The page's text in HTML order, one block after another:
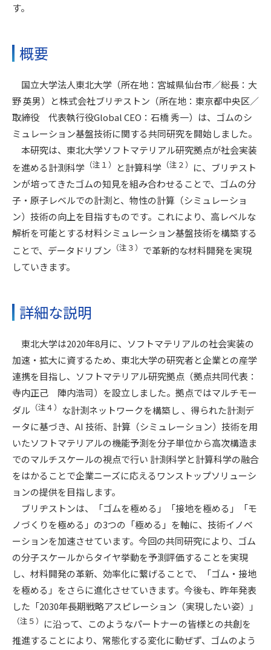
す。
概要
国立大学法人東北大学（所在地：宮城県仙台市／総長：大
野 英男）と株式会社ブリヂストン（所在地：東京都中央区／
取締役 代表執行役Global CEO：石橋 秀一）は、ゴムのシ
ミュレーション基盤技術に関する共同研究を開始しました。
本研究は、東北大学ソフトマテリアル研究拠点が社会実装
を進める計測科学 （注１） と計算科学 （注２） に、ブリヂスト
ンが培ってきたゴムの知見を組み合わせることで、ゴムの分
子・原子レベルでの計測と、物性の計算（シミュレーショ
ン）技術の向上を目指すものです。これにより、高レベルな
解析を可能とする材料シミュレーション基盤技術を構築する
ことで、データドリブン （注３） で革新的な材料開発を実現
していきます。
詳細な説明
東北大学は2020年8月に、ソフトマテリアルの社会実装の
加速・拡大に資するため、東北大学の研究者と企業との産学
連携を目指し、ソフトマテリアル研究拠点（拠点共同代表：
寺内正己 陣内浩司）を設立しました。拠点ではマルチモー
ダル （注４） な計測ネットワークを構築し 、得られた計測デ
ータに基づき、AI 技術、計算（シミュレーション）技術を用
いたソフトマテリアルの機能予測を分子単位から高次構造ま
でのマルチスケールの視点で行い 計測科学と計算科学の融合
をはかることで企業ニーズに応えるワンストップソリューシ
ョンの提供を目指します。
ブリヂストンは、「ゴムを極める」「接地を極める」「モ
ノづくりを極める」の3つの「極める」を軸に、技術イノベ
ーションを加速させています。今回の共同研究により、ゴム
の分子スケールからタイヤ挙動を予測評価することを実現
し、材料開発の革新、効率化に繋げることで、「ゴム・接地
を極める」をさらに進化させていきます。今後も、昨年発表
した「2030年長期戦略アスピレーション（実現したい姿）」
（注５） に沿って、このようなパートナーの皆様との共創を
推進することにより、常態化する変化に動ぜず、ゴムのよう